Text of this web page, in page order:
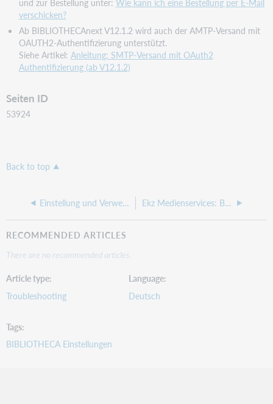
und zur Bestellung unter: Wie kann ich eine Bestellung per E-Mail
verschicken?
Ab BIBLIOTHECAnext V12.1.2 wird auch der AMTP-Versand mit
OAUTH2-Authentifizierung unterstützt.
Siehe Artikel: Anleitung: SMTP-Versand mit OAuth2
Authentifizierung (ab V12.1.2)
Seiten ID
53924
Back to top
Einstellung und Verwendung des Numerus Currens Ekz Medienservices: Bestellung ausgeführt, aber Daten nicht in BIBLIOTHECAnext eingepflegt
RECOMMENDED ARTICLES
There are no recommended articles.
Article type
Troubleshooting
Language
Deutsch
Tags
BIBLIOTHECA Einstellungen